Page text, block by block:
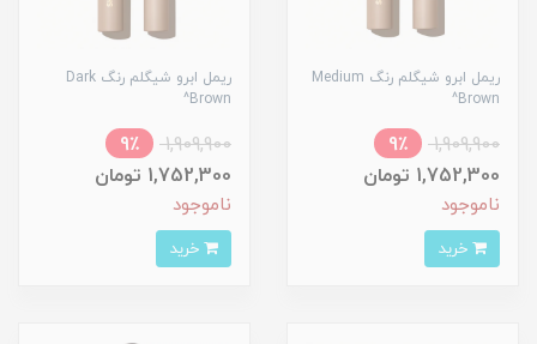
ریمل ابرو شیگلم رنگ Medium
Brown^
1,909,900
9٪
1,752,300 تومان
ناموجود
ریمل ابرو شیگلم رنگ Dark
Brown^
1,909,900
9٪
1,752,300 تومان
ناموجود